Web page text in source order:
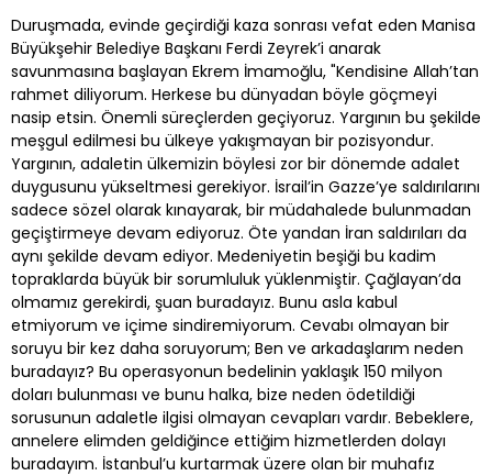
Duruşmada, evinde geçirdiği kaza sonrası vefat eden Manisa
Büyükşehir Belediye Başkanı Ferdi Zeyrek’i anarak
savunmasına başlayan Ekrem İmamoğlu, "Kendisine Allah’tan
rahmet diliyorum. Herkese bu dünyadan böyle göçmeyi
nasip etsin. Önemli süreçlerden geçiyoruz. Yargının bu şekilde
meşgul edilmesi bu ülkeye yakışmayan bir pozisyondur.
Yargının, adaletin ülkemizin böylesi zor bir dönemde adalet
duygusunu yükseltmesi gerekiyor. İsrail’in Gazze’ye saldırılarını
sadece sözel olarak kınayarak, bir müdahalede bulunmadan
geçiştirmeye devam ediyoruz. Öte yandan İran saldırıları da
aynı şekilde devam ediyor. Medeniyetin beşiği bu kadim
topraklarda büyük bir sorumluluk yüklenmiştir. Çağlayan’da
olmamız gerekirdi, şuan buradayız. Bunu asla kabul
etmiyorum ve içime sindiremiyorum. Cevabı olmayan bir
soruyu bir kez daha soruyorum; Ben ve arkadaşlarım neden
buradayız? Bu operasyonun bedelinin yaklaşık 150 milyon
doları bulunması ve bunu halka, bize neden ödetildiği
sorusunun adaletle ilgisi olmayan cevapları vardır. Bebeklere,
annelere elimden geldiğince ettiğim hizmetlerden dolayı
buradayım. İstanbul’u kurtarmak üzere olan bir muhafız